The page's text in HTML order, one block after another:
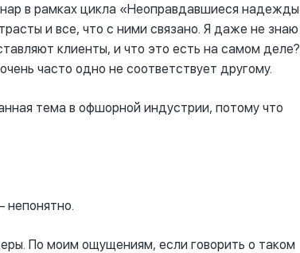
в рамках цикла «Неоправдавшиеся надежды
и все, что с ними связано. Я даже не знаю
клиенты, и что это есть на самом деле?
часто одно не соответствует другому.
тема в офшорной индустрии, потому что
непонятно.
По моим ощущениям, если говорить о таком